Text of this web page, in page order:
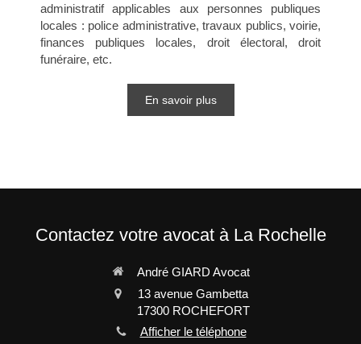
administratif applicables aux personnes publiques
locales : police administrative, travaux publics, voirie,
finances publiques locales, droit électoral, droit
funéraire, etc.
En savoir plus
Contactez votre avocat à La Rochelle
André GIARD Avocat
13 avenue Gambetta
17300 ROCHEFORT
Afficher le téléphone